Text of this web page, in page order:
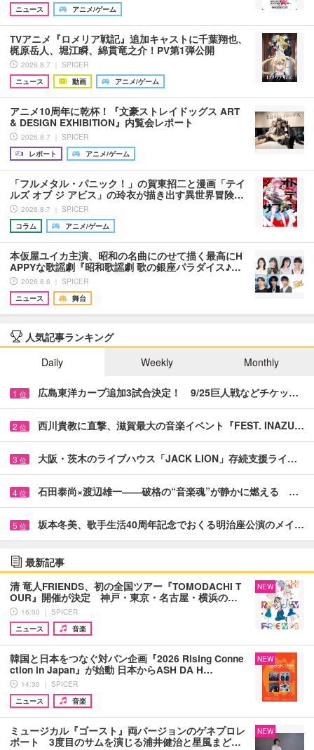
ニュース
アニメ/ゲーム
TVアニメ『ロメリア戦記』追加キャストに千葉翔也、
梶原岳人、堀江瞬、綿貫竜之介！PV第1弾公開
2026.8.7 ｜ SPICER
ニュース
動画 アニメ/ゲーム
アニメ10周年に乾杯！『文豪ストレイドッグス ART
& DESIGN EXHIBITION』内覧会レポート
2026.8.7 ｜ SPICER
レポート
アニメ/ゲーム
「フルメタル・パニック！」の賀東招二と漫画「テイ
ルズ オブ ジ アビス」の玲衣が描き出す異世界冒険…
2026.8.7 ｜ SPICER
コラム
アニメ/ゲーム
本仮屋ユイカ主演、昭和の名曲にのせて描く最高にH
APPYな歌謡劇『昭和歌謡劇 歌の銀座パラダイス♪…
2026.8.6 ｜ SPICER
ニュース
舞台
人気記事ランキング
Daily
Weekly Monthly
1 位 広島東洋カープ追加3試合決定！ 9/25巨人戦などチケッ…
2 位 西川貴教に直撃、滋賀最大の音楽イベント『FEST. INAZU…
3 位 大阪・茨木のライブハウス「JACK LION」存続支援ライ…
4 位 石田泰尚×渡辺雄一――破格の“音楽魂”が静かに燃える …
5 位 坂本冬美、歌手生活40周年記念でおくる明治座公演のメイ…
最新記事
清 竜人FRIENDS、初の全国ツアー『TOMODACHI T
OUR』開催が決定 神戸・東京・名古屋・横浜の…
16:00 ｜ SPICER
ニュース
音楽
NEW
韓国と日本をつなぐ対バン企画『2026 Rising Conne
ction in Japan』が始動 日本からASH DA H…
14:30 ｜ SPICER
ニュース
音楽
NEW
ミュージカル『ゴースト』両バージョンのゲネプロレ
ポート 3度目のサムを演じる浦井健治と星風まど…
NEW